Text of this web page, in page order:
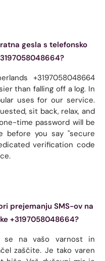
gesla s telefonsko
+3197058048664
than falling off a log. In
uses for our service.
sit back, relax, and
time password will be
before you say "secure
verification code
prejemanju SMS-ov na
+3197058048664?
se na vašo varnost in
zaščite. Je tako varen